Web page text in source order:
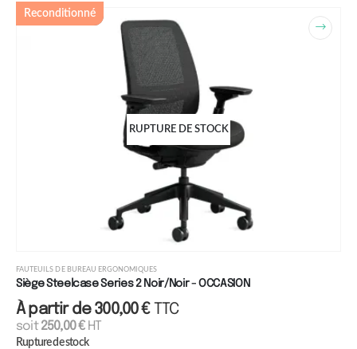
Reconditionné
RUPTURE DE STOCK
FAUTEUILS DE BUREAU ERGONOMIQUES
Siège Steelcase Series 2 Noir/Noir - OCCASION
À partir de300,00€ TTC
soit250,00€HT
Rupture de stock